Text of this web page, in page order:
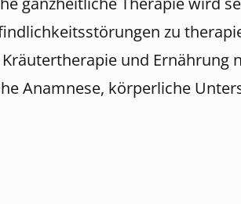
zu
und Ernährung
Anamnese, körperliche